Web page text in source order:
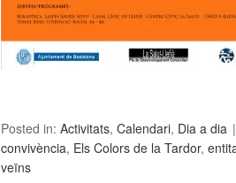
Posted in: Activitats, Calendari, Dia a dia
convivència, Els Colors de la Tardor,
veïns